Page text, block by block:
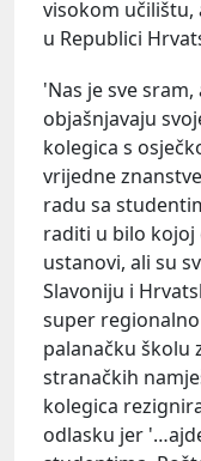
visokom učilištu,
u Republici
'Nas je sve
objašnjavaju
kolegica s
vrijedne
radu sa
raditi u bilo kojoj
ustanovi, ali su
Slavoniju i
super
palanačku školu
stranačkih
kolegica
odlasku jer